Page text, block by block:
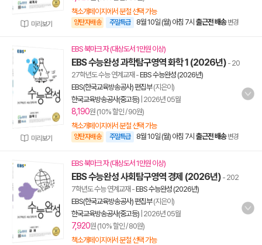
미리보기
책소개페이지에서 분철 선택 가능
양탄자배송 주말특급 8월 10일 (월) 아침 7시 출근전 배송 변경
미리보기
EBS 북마크 자 (대상도서 1만원 이상)
EBS 수능완성 과학탐구영역 화학 1 (2026년) - 20
27학년도 수능 연계교재 -EBS 수능완성 (2026년)
EBS(한국교육방송공사) 편집부(지은이)
한국교육방송공사(중고등) 2026년 05월
8,190원 (10% 할인 / 90원)
책소개페이지에서 분철 선택 가능
양탄자배송 주말특급 8월 10일 (월) 아침 7시 출근전 배송 변경
EBS 북마크 자 (대상도서 1만원 이상)
EBS 수능완성 사회탐구영역 경제 (2026년) - 202
7학년도 수능 연계교재 -EBS 수능완성 (2026년)
EBS(한국교육방송공사) 편집부(지은이)
한국교육방송공사(중고등) 2026년 05월
7,920원 (10% 할인 / 80원)
책소개페이지에서 분철 선택 가능